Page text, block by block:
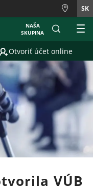
SK
NAŠA
SKUPINA
Otvoriť účet online
VÚB